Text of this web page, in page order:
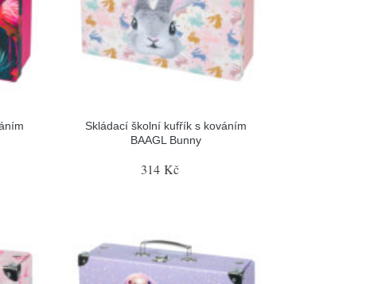
Skládací školní kufřík s kováním
BAAGL Bunny
314 Kč